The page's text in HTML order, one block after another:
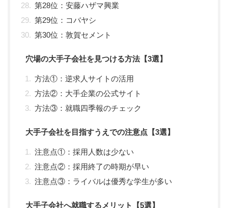
第28位：安藤ハザマ興業
第29位：コバヤシ
第30位：敦賀セメント
穴場の大手子会社を見つける方法【3選】
方法①：逆求人サイトの活用
方法②：大手企業の公式サイト
方法③：就職四季報のチェック
大手子会社を目指すうえでの注意点【3選】
注意点①：採用人数は少ない
注意点②：採用終了の時期が早い
注意点③：ライバルは優秀な学生が多い
大手子会社へ就職するメリット【5選】